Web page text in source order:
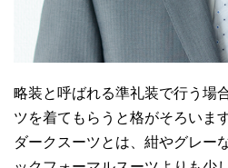
略装と呼ばれる準礼装で行う場
ツを着てもらうと格がそろいます
ダークスーツとは、紺やグレー